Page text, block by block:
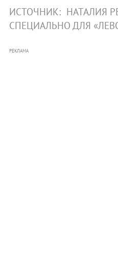
ИСТОЧНИК: НАТАЛИЯ
СПЕЦИАЛЬНО ДЛЯ
РЕКЛАМА